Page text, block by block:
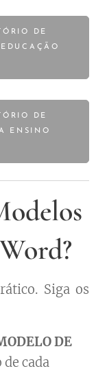
DE
DE
ENSINO
Siga os
DE
cada